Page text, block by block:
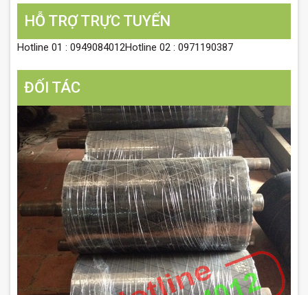
HỖ TRỢ TRỰC TUYẾN
Hotline 01 : 0949084012Hotline 02 : 0971190387
ĐỐI TÁC